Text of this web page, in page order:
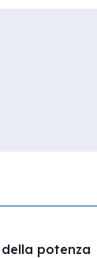
della potenza